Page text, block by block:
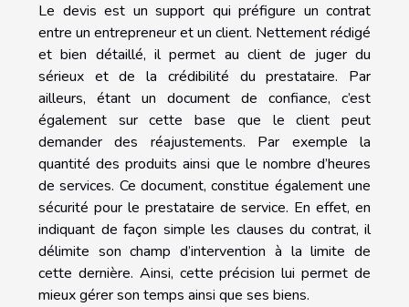
Le devis est un support qui préfigure un contrat
entre un entrepreneur et un client. Nettement rédigé
et bien détaillé, il permet au client de juger du
sérieux et de la crédibilité du prestataire. Par
ailleurs, étant un document de confiance, c’est
également sur cette base que le client peut
demander des réajustements. Par exemple la
quantité des produits ainsi que le nombre d’heures
de services. Ce document, constitue également une
sécurité pour le prestataire de service. En effet, en
indiquant de façon simple les clauses du contrat, il
délimite son champ d’intervention à la limite de
cette dernière. Ainsi, cette précision lui permet de
mieux gérer son temps ainsi que ses biens.